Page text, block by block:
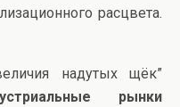
расцвета.
надутых щёк”
рынки